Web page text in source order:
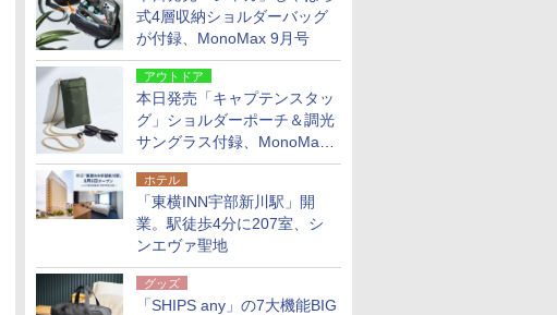
式4層収納ショルダーバッグ
が付録、MonoMax 9月号
アウトドア
本日発売「キャプテンスタッ
グ」ショルダーポーチ＆調光
サングラス付録、MonoMax
9月号増刊
ホテル
「東横INN宇部新川駅」開
業。駅徒歩4分に207室、シ
ンエヴァ聖地
グッズ
「SHIPS any」の7大機能BIG